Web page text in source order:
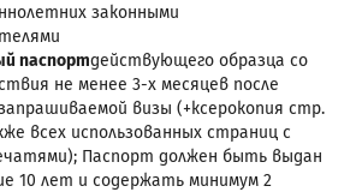
законными
паспортдействующего образца со
не менее 3-х месяцев после
визы (+ксерокопия стр.
всех использованных страниц с
Паспорт должен быть выдан
10 лет и содержать минимум 2